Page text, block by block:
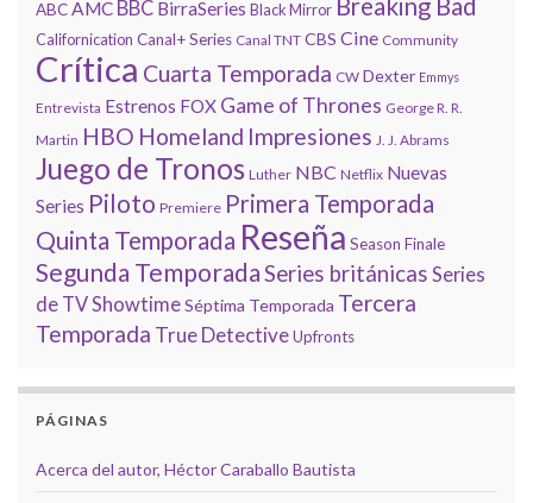
ABCAMC BBC BirraSeries Black Mirror Breaking Bad
Californication Canal+ Series Canal TNT CBS Cine Community
Crítica Cuarta Temporada CW Dexter Emmys
Entrevista Estrenos FOX Game of Thrones George R. R.
Martin HBO Homeland Impresiones J. J. Abrams
Juego de Tronos Luther NBC Netflix Nuevas
Series Piloto Premiere Primera Temporada
Quinta Temporada Reseña Season Finale
Segunda TemporadaSeries británicas Series
de TVShowtimeSéptima Temporada Tercera
Temporada True DetectiveUpfronts
PÁGINAS
Acerca del autor, Héctor Caraballo Bautista